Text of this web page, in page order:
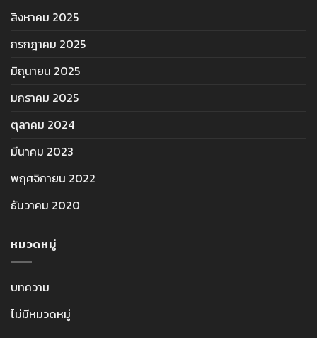
สิงหาคม 2025
กรกฎาคม 2025
มิถุนายน 2025
มกราคม 2025
ตุลาคม 2024
มีนาคม 2023
พฤศจิกายน 2022
ธันวาคม 2020
หมวดหมู่
บทความ
ไม่มีหมวดหมู่